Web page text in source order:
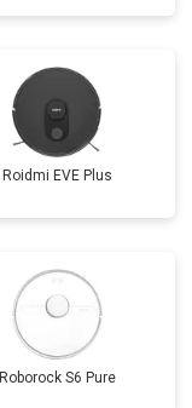
Roidmi EVE Plus
Roborock S6 Pure